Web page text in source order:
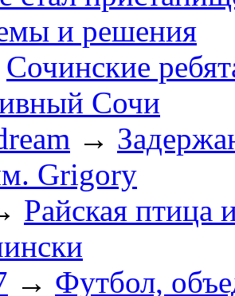
и решения
Сочинские
Сочи
→
Grigory
Райская птица
→ Футбол,